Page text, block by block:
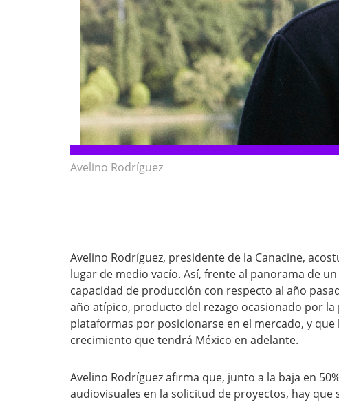
Avelino Rodríguez
Avelino Rodríguez, presidente de la Canacine,
lugar de medio vacío. Así, frente al panorama de
capacidad de producción con respecto al año
año atípico, producto del rezago ocasionado por la
plataformas por posicionarse en el mercado, y
crecimiento que tendrá México en adelante.
Avelino Rodríguez afirma que, junto a la baja en
audiovisuales en la solicitud de proyectos, hay